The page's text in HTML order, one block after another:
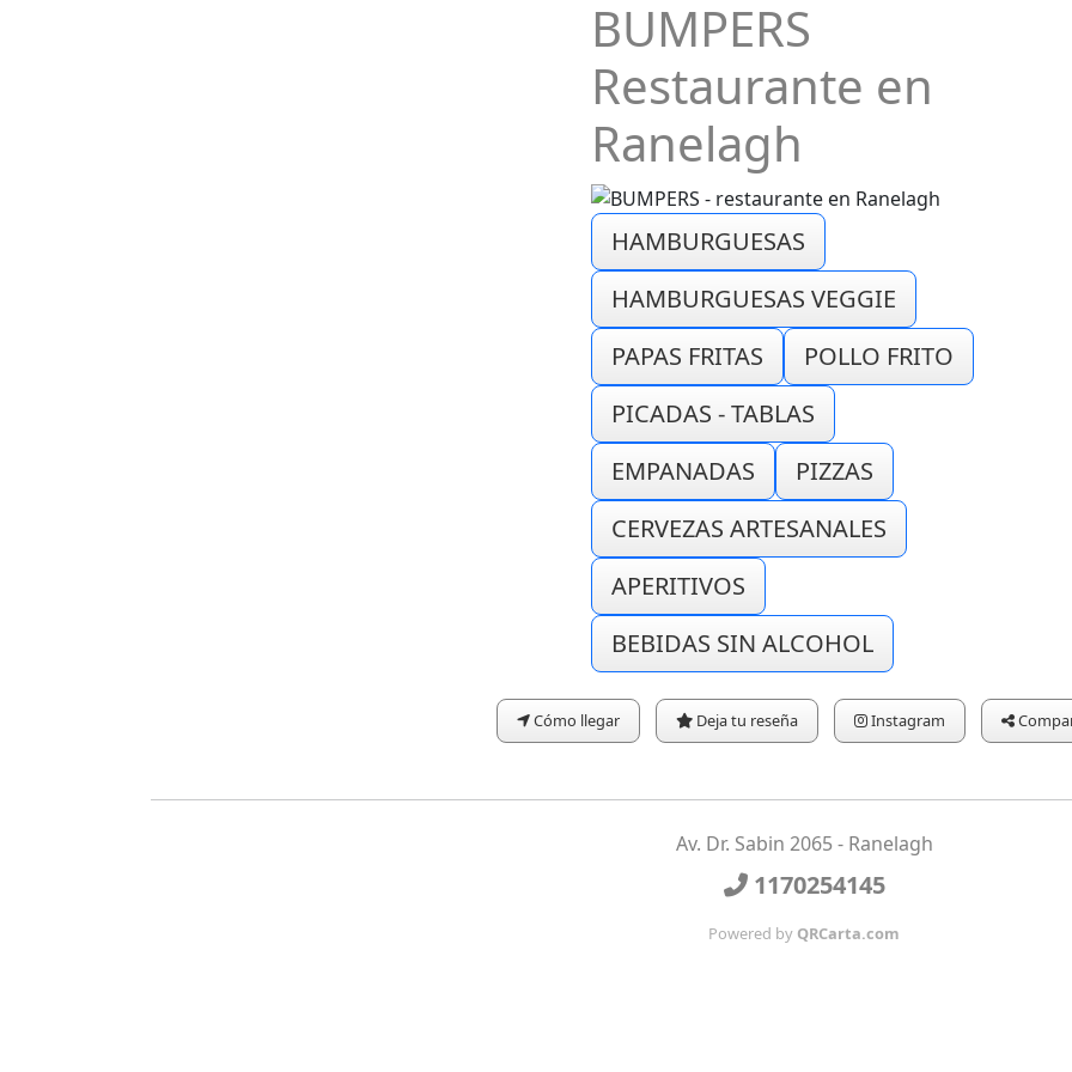
BUMPERS
Restaurante en
Ranelagh
HAMBURGUESAS
HAMBURGUESAS VEGGIE
PAPAS FRITAS
POLLO FRITO
PICADAS - TABLAS
EMPANADAS
PIZZAS
CERVEZAS ARTESANALES
APERITIVOS
BEBIDAS SIN ALCOHOL
Cómo llegar Deja tu reseña Instagram
Av. Dr. Sabin 2065 - Ranelagh
1170254145
Powered by QRCarta.com